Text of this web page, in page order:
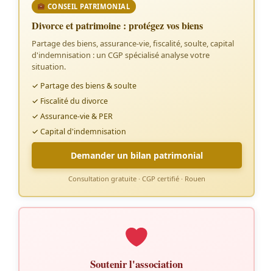
CONSEIL PATRIMONIAL
Divorce et patrimoine : protégez vos biens
Partage des biens, assurance-vie, fiscalité, soulte, capital
d'indemnisation : un CGP spécialisé analyse votre
situation.
✓ Partage des biens & soulte
✓ Fiscalité du divorce
✓ Assurance-vie & PER
✓ Capital d'indemnisation
Demander un bilan patrimonial
Consultation gratuite · CGP certifié · Rouen
Soutenir l'association